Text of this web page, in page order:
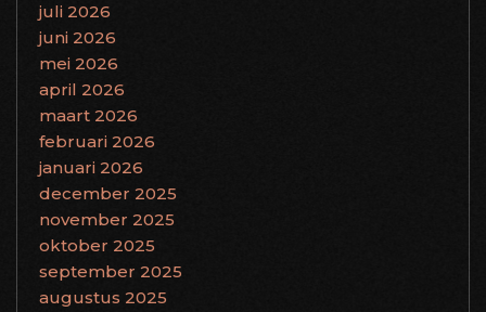
juli 2026
juni 2026
mei 2026
april 2026
maart 2026
februari 2026
januari 2026
december 2025
november 2025
oktober 2025
september 2025
augustus 2025